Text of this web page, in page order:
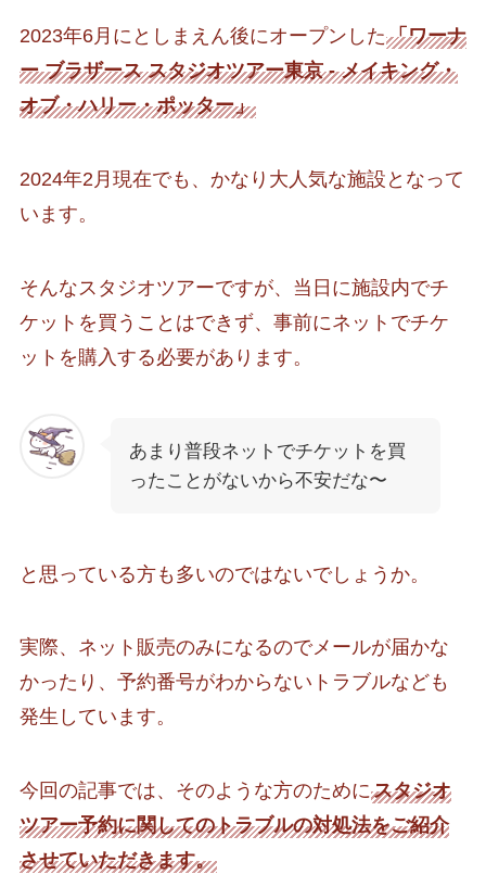
2023年6月にとしまえん後にオープンした「ワーナ
ー ブラザース スタジオツアー東京 ‐ メイキング・
オブ・ハリー・ポッター」
2024年2月現在でも、かなり大人気な施設となって
います。
そんなスタジオツアーですが、当日に施設内でチ
ケットを買うことはできず、事前にネットでチケ
ットを購入する必要があります。
あまり普段ネットでチケットを買
ったことがないから不安だな〜
と思っている方も多いのではないでしょうか。
実際、ネット販売のみになるのでメールが届かな
かったり、予約番号がわからないトラブルなども
発生しています。
今回の記事では、そのような方のためにスタジオ
ツアー予約に関してのトラブルの対処法をご紹介
させていただきます。